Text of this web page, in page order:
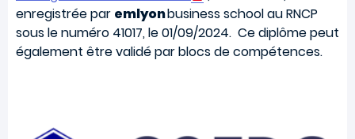
enregistrée par emlyonbusiness school au RNCP
sous le numéro 41017, le 01/09/2024. Ce diplôme peut
également être validé par blocs de compétences.